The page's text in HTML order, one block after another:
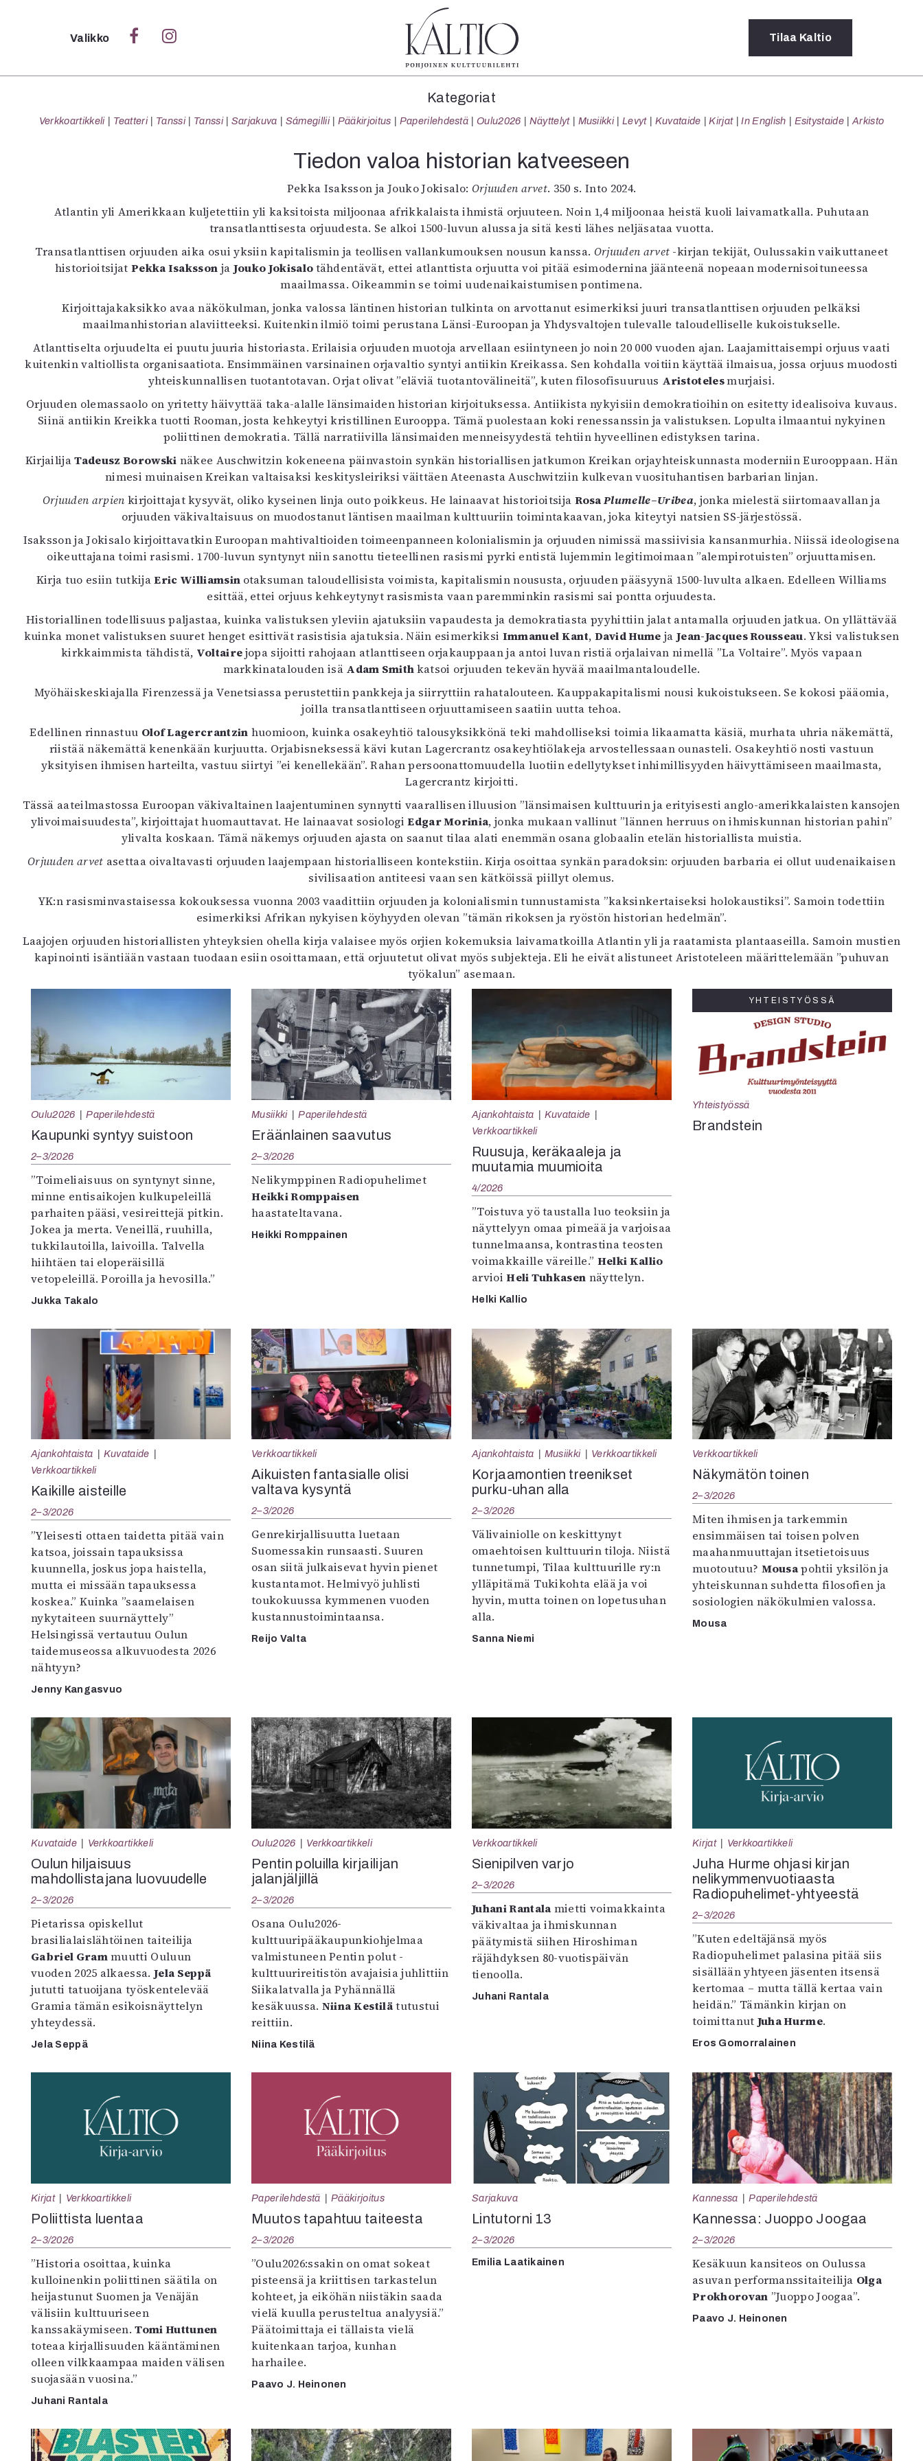
Sulje
Verkkoartikkeli
Tanssi
Tanssi
Sarjakuva
Pääkirjoitus
Paperilehdestä
Oulu2026
Näyttelyt
Musiikki
Levyt
Kuvataide
In English
Esitystaide
Arkisto
Lehdet
4/2026
1/2026
6/2025
5/2025 saame
Lehtiarkisto
Tilaus ja
Toimitus
Mediatiedot
Valikko Tilaa Kaltio
Kategoriat
Verkkoartikkeli Teatteri Tanssi Tanssi Sarjakuva Sámegillii Pääkirjoitus Paperilehdestä Oulu2026 Näyttelyt Musiikki Levyt Kuvataide Kirjat In English Esitystaide Arkisto
Tiedon valoa historian katveeseen
Pekka Isaksson ja Jouko Jokisalo: Orjuuden arvet. 350 s. Into 2024.
Atlantin yli Amerikkaan kuljetettiin yli kaksitoista miljoonaa afrikkalaista ihmistä orjuuteen. Noin 1,4 miljoonaa heistä kuoli laivamatkalla. Puhutaan
transatlanttisesta orjuudesta. Se alkoi 1500-luvun alussa ja sitä kesti lähes neljäsataa vuotta.
Transatlanttisen orjuuden aika osui yksiin kapitalismin ja teollisen vallankumouksen nousun kanssa. Orjuuden arvet -kirjan tekijät, Oulussakin vaikuttaneet
historioitsijat Pekka Isaksson ja Jouko Jokisalotähdentävät, ettei atlanttista orjuutta voi pitää esimodernina jäänteenä nopeaan modernisoituneessa
maailmassa. Oikeammin se toimi uudenaikaistumisen pontimena.
Kirjoittajakaksikko avaa näkökulman, jonka valossa läntinen historian tulkinta on arvottanut esimerkiksi juuri transatlanttisen orjuuden pelkäksi
maailmanhistorian alaviitteeksi. Kuitenkin ilmiö toimi perustana Länsi-Euroopan ja Yhdysvaltojen tulevalle taloudelliselle kukoistukselle.
Atlanttiselta orjuudelta ei puutu juuria historiasta. Erilaisia orjuuden muotoja arvellaan esiintyneen jo noin 20 000 vuoden ajan. Laajamittaisempi orjuus vaati
kuitenkin valtiollista organisaatiota. Ensimmäinen varsinainen orjavaltio syntyi antiikin Kreikassa. Sen kohdalla voitiin käyttää ilmaisua, jossa orjuus muodosti
yhteiskunnallisen tuotantotavan. Orjat olivat ”eläviä tuotantovälineitä”, kuten filosofisuuruus Aristotelesmurjaisi.
Orjuuden olemassaolo on yritetty häivyttää taka-alalle länsimaiden historian kirjoituksessa. Antiikista nykyisiin demokratioihin on esitetty idealisoiva kuvaus.
Siinä antiikin Kreikka tuotti Rooman, josta kehkeytyi kristillinen Eurooppa. Tämä puolestaan koki renessanssin ja valistuksen. Lopulta ilmaantui nykyinen
poliittinen demokratia. Tällä narratiivilla länsimaiden menneisyydestä tehtiin hyveellinen edistyksen tarina.
KirjailijaTadeusz Borowski näkee Auschwitzin kokeneena päinvastoin synkän historiallisen jatkumon Kreikan orjayhteiskunnasta moderniin Eurooppaan. Hän
nimesi muinaisen Kreikan valtaisaksi keskitysleiriksi väittäen Ateenasta Auschwitziin kulkevan vuosituhantisen barbarian linjan.
Orjuuden arpien kirjoittajat kysyvät, oliko kyseinen linja outo poikkeus. He lainaavat historioitsija RosaPlumelle–Uribea, jonka mielestä siirtomaavallan ja
orjuuden väkivaltaisuus on muodostanut läntisen maailman kulttuuriin toimintakaavan, joka kiteytyi natsien SS-järjestössä.
Isaksson ja Jokisalo kirjoittavatkin Euroopan mahtivaltioiden toimeenpanneen kolonialismin ja orjuuden nimissä massiivisia kansanmurhia. Niissä ideologisena
oikeuttajana toimi rasismi. 1700-luvun syntynyt niin sanottu tieteellinen rasismi pyrki entistä lujemmin legitimoimaan ”alempirotuisten” orjuuttamisen.
Kirja tuo esiin tutkijaEric Williamsin otaksuman taloudellisista voimista, kapitalismin noususta, orjuuden pääsyynä 1500-luvulta alkaen. Edelleen Williams
esittää, ettei orjuus kehkeytynyt rasismista vaan paremminkin rasismi sai pontta orjuudesta.
Historiallinen todellisuus paljastaa, kuinka valistuksen yleviin ajatuksiin vapaudesta ja demokratiasta pyyhittiin jalat antamalla orjuuden jatkua. On yllättävää
kuinka monet valistuksen suuret henget esittivät rasistisia ajatuksia. Näin esimerkiksi Immanuel Kant, David Hume ja Jean-Jacques Rousseau. Yksi valistuksen
kirkkaimmista tähdistä, Voltairejopa sijoitti rahojaan atlanttiseen orjakauppaan ja antoi luvan ristiä orjalaivan nimellä ”La Voltaire”. Myös vapaan
markkinatalouden isä Adam Smithkatsoi orjuuden tekevän hyvää maailmantaloudelle.
Myöhäiskeskiajalla Firenzessä ja Venetsiassa perustettiin pankkeja ja siirryttiin rahatalouteen. Kauppakapitalismi nousi kukoistukseen. Se kokosi pääomia,
joilla transatlanttiseen orjuuttamiseen saatiin uutta tehoa.
Edellinen rinnastuu Olof Lagercrantzin huomioon, kuinka osakeyhtiö talousyksikkönä teki mahdolliseksi toimia likaamatta käsiä, murhata uhria näkemättä,
riistää näkemättä kenenkään kurjuutta. Orjabisneksessä kävi kutan Lagercrantz osakeyhtiölakeja arvostellessaan ounasteli. Osakeyhtiö nosti vastuun
yksityisen ihmisen harteilta, vastuu siirtyi ”ei kenellekään”. Rahan persoonattomuudella luotiin edellytykset inhimillisyyden häivyttämiseen maailmasta,
Lagercrantz kirjoitti.
Tässä aateilmastossa Euroopan väkivaltainen laajentuminen synnytti vaarallisen illuusion ”länsimaisen kulttuurin ja erityisesti anglo-amerikkalaisten kansojen
ylivoimaisuudesta”, kirjoittajat huomauttavat. He lainaavat sosiologiEdgar Morinia, jonka mukaan vallinut ”lännen herruus on ihmiskunnan historian pahin”
ylivalta koskaan. Tämä näkemys orjuuden ajasta on saanut tilaa alati enemmän osana globaalin etelän historiallista muistia.
Orjuuden arvet asettaa oivaltavasti orjuuden laajempaan historialliseen kontekstiin. Kirja osoittaa synkän paradoksin: orjuuden barbaria ei ollut uudenaikaisen
sivilisaation antiteesi vaan sen kätköissä piillyt olemus.
YK:n rasisminvastaisessa kokouksessa vuonna 2003 vaadittiin orjuuden ja kolonialismin tunnustamista ”kaksinkertaiseksi holokaustiksi”. Samoin todettiin
esimerkiksi Afrikan nykyisen köyhyyden olevan ”tämän rikoksen ja ryöstön historian hedelmän”.
Laajojen orjuuden historiallisten yhteyksien ohella kirja valaisee myös orjien kokemuksia laivamatkoilla Atlantin yli ja raatamista plantaaseilla. Samoin mustien
kapinointi isäntiään vastaan tuodaan esiin osoittamaan, että orjuutetut olivat myös subjekteja. Eli he eivät alistuneet Aristoteleen määrittelemään ”puhuvan
työkalun” asemaan.
Oulu2026 Paperilehdestä
Kaupunki syntyy suistoon
2–3/2026
”Toimeliaisuus on syntynyt sinne,
minne entisaikojen kulkupeleillä
parhaiten pääsi, vesireittejä pitkin.
Jokea ja merta. Veneillä, ruuhilla,
tukkilautoilla, laivoilla. Talvella
hiihtäen tai eloperäisillä
vetopeleillä. Poroilla ja hevosilla.”
Jukka Takalo
Musiikki Paperilehdestä
Eräänlainen saavutus
2–3/2026
Nelikymppinen Radiopuhelimet
Heikki Romppaisen
haastateltavana.
Heikki Romppainen
Ajankohtaista
Kuvataide
Verkkoartikkeli
Ruusuja, keräkaaleja ja
muutamia muumioita
4/2026
”Toistuva yö taustalla luo teoksiin ja
näyttelyyn omaa pimeää ja varjoisaa
tunnelmaansa, kontrastina teosten
voimakkaille väreille.” Helki Kallio
arvioiHeli Tuhkasen näyttelyn.
Helki Kallio
YHTEISTYÖSSÄ
Yhteistyössä
Brandstein
Ajankohtaista
Kuvataide
Verkkoartikkeli
Kaikille aisteille
2–3/2026
”Yleisesti ottaen taidetta pitää vain
katsoa, joissain tapauksissa
kuunnella, joskus jopa haistella,
mutta ei missään tapauksessa
koskea.” Kuinka ”saamelaisen
nykytaiteen suurnäyttely”
Helsingissä vertautuu Oulun
taidemuseossa alkuvuodesta 2026
nähtyyn?
Jenny Kangasvuo
Verkkoartikkeli
Aikuisten fantasialle olisi
valtava kysyntä
2–3/2026
Genrekirjallisuutta luetaan
Suomessakin runsaasti. Suuren
osan siitä julkaisevat hyvin pienet
kustantamot. Helmivyö juhlisti
toukokuussa kymmenen vuoden
kustannustoimintaansa.
Reijo Valta
Ajankohtaista Musiikki Verkkoartikkeli
Korjaamontien treenikset
purku-uhan alla
2–3/2026
Välivainiolle on keskittynyt
omaehtoisen kulttuurin tiloja. Niistä
tunnetumpi, Tilaa kulttuurille ry:n
ylläpitämä Tukikohta elää ja voi
hyvin, mutta toinen on lopetusuhan
alla.
Sanna Niemi
Verkkoartikkeli
Näkymätön toinen
2–3/2026
Miten ihmisen ja tarkemmin
ensimmäisen tai toisen polven
maahanmuuttajan itsetietoisuus
muotoutuu? Mousapohtii yksilön ja
yhteiskunnan suhdetta filosofien ja
sosiologien näkökulmien valossa.
Mousa
Kuvataide Verkkoartikkeli
Oulun hiljaisuus
mahdollistajana luovuudelle
2–3/2026
Pietarissa opiskellut
brasilialaislähtöinen taiteilija
Gabriel Grammuutti Ouluun
vuoden 2025 alkaessa.Jela Seppä
jututti tatuoijana työskentelevää
Gramia tämän esikoisnäyttelyn
yhteydessä.
Jela Seppä
Oulu2026 Verkkoartikkeli
Pentin poluilla kirjailijan
jalanjäljillä
2–3/2026
Osana Oulu2026-
kulttuuripääkaupunkiohjelmaa
valmistuneen Pentin polut -
kulttuurireitistön avajaisia juhlittiin
Siikalatvalla ja Pyhännällä
kesäkuussa. Niina Kestilätutustui
reittiin.
Niina Kestilä
Verkkoartikkeli
Sienipilven varjo
2–3/2026
Juhani Rantala mietti voimakkainta
väkivaltaa ja ihmiskunnan
päätymistä siihen Hiroshiman
räjähdyksen 80-vuotispäivän
tienoolla.
Juhani Rantala
Kirjat Verkkoartikkeli
Juha Hurme ohjasi kirjan
nelikymmenvuotiaasta
Radiopuhelimet-yhtyeestä
2–3/2026
”Kuten edeltäjänsä myös
Radiopuhelimet palasina pitää siis
sisällään yhtyeen jäsenten itsensä
kertomaa – mutta tällä kertaa vain
heidän.” Tämänkin kirjan on
toimittanut Juha Hurme.
Eros Gomorralainen
Kirjat Verkkoartikkeli
Poliittista luentaa
2–3/2026
”Historia osoittaa, kuinka
kulloinenkin poliittinen säätila on
heijastunut Suomen ja Venäjän
välisiin kulttuuriseen
kanssakäymiseen.Tomi Huttunen
toteaa kirjallisuuden kääntäminen
olleen vilkkaampaa maiden välisen
suojasään vuosina.”
Juhani Rantala
Paperilehdestä Pääkirjoitus
Muutos tapahtuu taiteesta
2–3/2026
”Oulu2026:ssakin on omat sokeat
pisteensä ja kriittisen tarkastelun
kohteet, ja eiköhän niistäkin saada
vielä kuulla perusteltua analyysiä.”
Päätoimittaja ei tällaista vielä
kuitenkaan tarjoa, kunhan
harhailee.
Paavo J. Heinonen
Sarjakuva
Lintutorni 13
2–3/2026
Emilia Laatikainen
Kannessa Paperilehdestä
Kannessa: Juoppo Joogaa
2–3/2026
Kesäkuun kansiteos on Oulussa
asuvan performanssitaiteilija Olga
Prokhorovan ”Juoppo Joogaa”.
Paavo J. Heinonen